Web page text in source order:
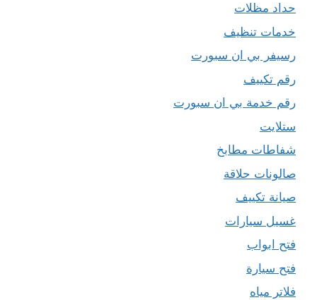
حداد مظلات
خدمات تنظيف
رسيفر بي ان سبورت
رقم تكييف
رقم خدمة بي ان سبورت
ستلايت
شفاطات مطابخ
صالونات حلاقة
صيانة تكييف
غسيل سيارات
فتح ابواب
فتح سيارة
فلاتر مياه